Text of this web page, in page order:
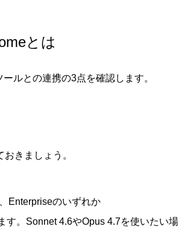
とは
ルとの連携の3点を確認します。
きましょう。
Enterpriseのいずれか
す。Sonnet 4.6やOpus 4.7を使いたい場